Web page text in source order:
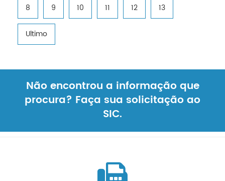
8 9 10 11 12 13
Ultimo
Não encontrou a informação que
procura? Faça sua solicitação ao
SIC.